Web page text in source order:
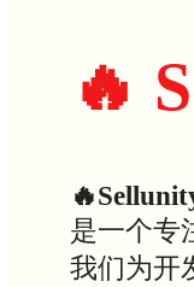
🔥
是一个专
我们为开